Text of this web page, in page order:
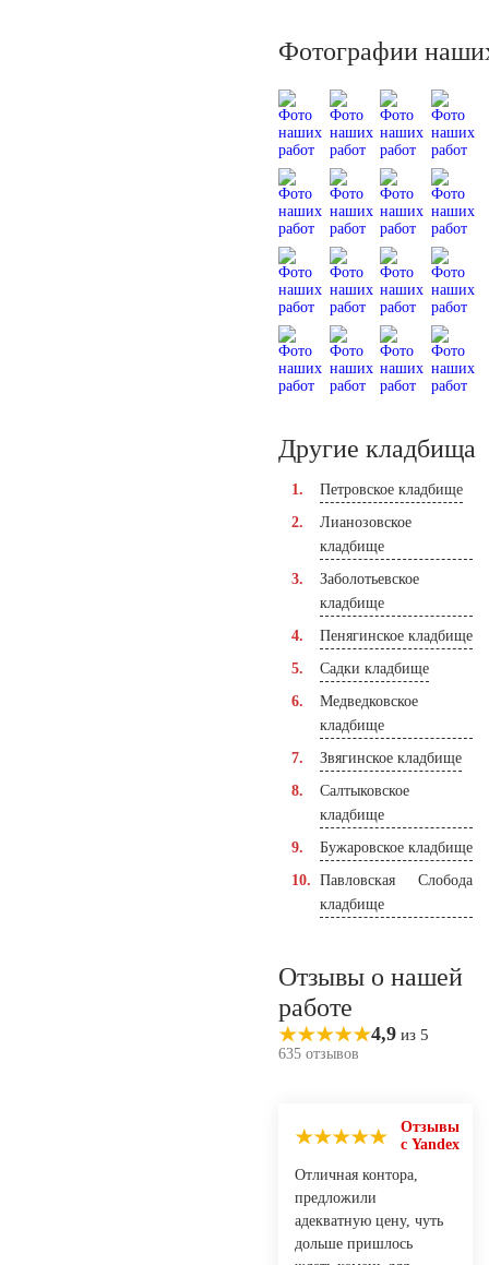
Фотографии
Другие кладбища
Петровское кладбище
Лианозовское
кладбище
Заболотьевское
кладбище
Пенягинское кладбище
Садки кладбище
Медведковское
кладбище
Звягинское кладбище
Салтыковское
кладбище
Бужаровское кладбище
Павловская Слобода
кладбище
Отзывы о нашей
работе
4,9 из 5
635 отзывов
Отзывы
с Yandex
Отличная контора,
предложили
адекватную цену, чуть
дольше пришлось